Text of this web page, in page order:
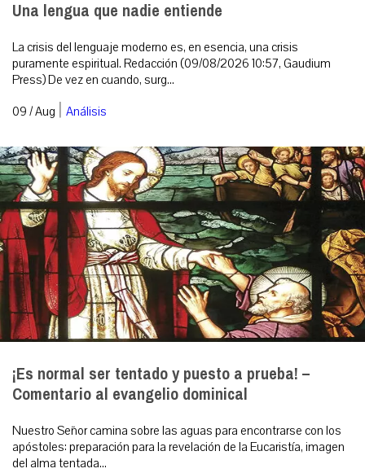
Una lengua que nadie entiende
La crisis del lenguaje moderno es, en esencia, una crisis
puramente espiritual. Redacción (09/08/2026 10:57, Gaudium
Press) De vez en cuando, surg...
09 / Aug | Análisis
¡Es normal ser tentado y puesto a prueba! –
Comentario al evangelio dominical
Nuestro Señor camina sobre las aguas para encontrarse con los
apóstoles: preparación para la revelación de la Eucaristía, imagen
del alma tentada...